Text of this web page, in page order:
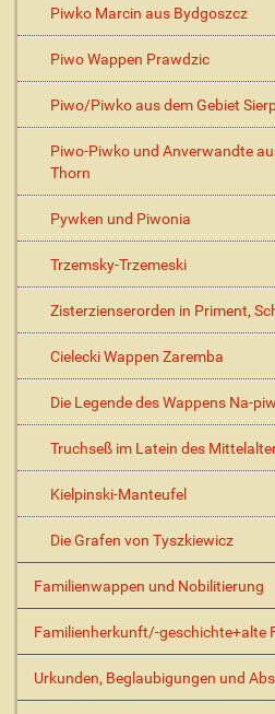
Piwko Marcin aus Bydgoszcz
Piwo Wappen Prawdzic
Piwo/Piwko aus dem Gebiet
Piwo-Piwko und Anverwandte
Thorn
Pywken und Piwonia
Trzemsky-Trzemeski
Zisterzienserorden in Priment,
Cielecki Wappen Zaremba
Die Legende des Wappens Na-
Truchseß im Latein des
Kielpinski-Manteufel
Die Grafen von Tyszkiewicz
Familienwappen und Nobilitierung
Familienherkunft/-geschichte+alte
Urkunden, Beglaubigungen und